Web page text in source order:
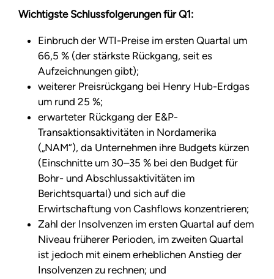
Wichtigste Schlussfolgerungen für Q1:
Einbruch der WTI-Preise im ersten Quartal um
66,5 % (der stärkste Rückgang, seit es
Aufzeichnungen gibt);
weiterer Preisrückgang bei Henry Hub-Erdgas
um rund 25 %;
erwarteter Rückgang der E&P-
Transaktionsaktivitäten in Nordamerika
(„NAM“), da Unternehmen ihre Budgets kürzen
(Einschnitte um 30–35 % bei den Budget für
Bohr- und Abschlussaktivitäten im
Berichtsquartal) und sich auf die
Erwirtschaftung von Cashflows konzentrieren;
Zahl der Insolvenzen im ersten Quartal auf dem
Niveau früherer Perioden, im zweiten Quartal
ist jedoch mit einem erheblichen Anstieg der
Insolvenzen zu rechnen; und